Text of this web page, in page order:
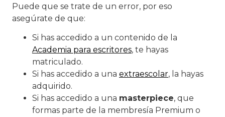
Puede que se trate de un error, por eso
asegúrate de que:
Si has accedido a un contenido de la
Academia para escritores, te hayas
matriculado.
Si has accedido a una extraescolar, la hayas
adquirido.
Si has accedido a una masterpiece, que
formas parte de la membresía Premium o